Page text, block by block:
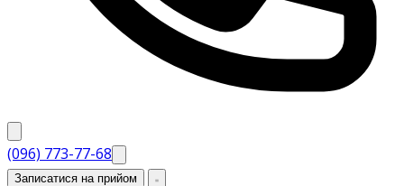
(096) 773-77-68
Записатися на прийом